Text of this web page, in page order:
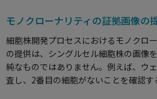
モノクローナリティの証拠画像の
細胞株開発プロセスにおけるモノクロ
の提供は、シングルセル細胞株の画像
純なものではありません。例えば、ウ
査し、2番目の細胞がないことを確認す